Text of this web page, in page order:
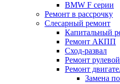
BMW F серии
Ремонт в рассрочку
Слесарный ремонт
Капитальный
Ремонт АКПП
Сход-развал
Ремонт
Ремонт
Замена